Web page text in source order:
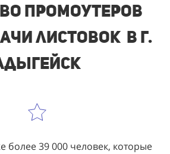
промоутеров
листовок в г.
более 39 000 человек, которые